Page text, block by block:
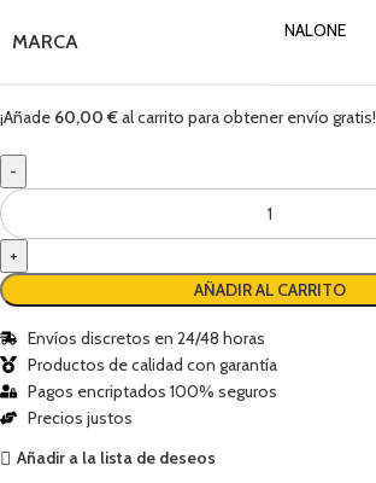
MARCA NALONE
¡Añade 60,00 €al carrito para obtener envío gratis!
AÑADIR AL CARRITO
Envíos discretos en 24/48 horas
Productos de calidad con garantía
Pagos encriptados 100% seguros
Precios justos
Añadir a la lista de deseos